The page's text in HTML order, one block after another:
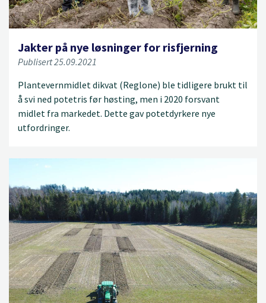
Jakter på nye løsninger for risfjerning
Publisert 25.09.2021
Plantevernmidlet dikvat (Reglone) ble tidligere brukt til
å svi ned potetris før høsting, men i 2020 forsvant
midlet fra markedet. Dette gav potetdyrkere nye
utfordringer.